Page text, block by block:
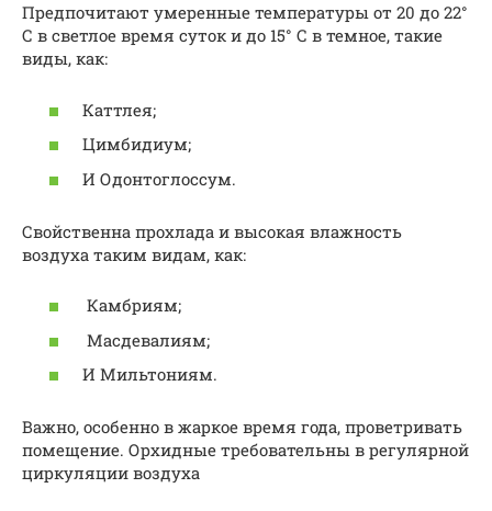
Предпочитают умеренные температуры от 20 до 22°
С в светлое время суток и до 15° С в темное, такие
виды, как:
Каттлея;
Цимбидиум;
И Одонтоглоссум.
Свойственна прохлада и высокая влажность
воздуха таким видам, как:
Камбриям;
Масдевалиям;
И Мильтониям.
Важно, особенно в жаркое время года, проветривать
помещение. Орхидные требовательны в регулярной
циркуляции воздуха